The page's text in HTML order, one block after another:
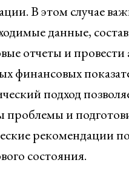
В этом случае
данные,
отчеты и провести
финансовых
подход
и
рекомендации
состояния.